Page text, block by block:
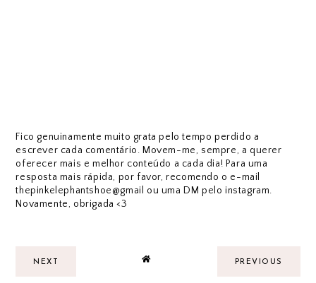
Fico genuinamente muito grata pelo tempo perdido a
escrever cada comentário. Movem-me, sempre, a querer
oferecer mais e melhor conteúdo a cada dia! Para uma
resposta mais rápida, por favor, recomendo o e-mail
thepinkelephantshoe@gmail ou uma DM pelo instagram.
Novamente, obrigada <3
NEXT PREVIOUS